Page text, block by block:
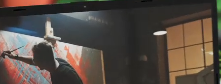
Explora los modelos
Accesorios y servicios HP